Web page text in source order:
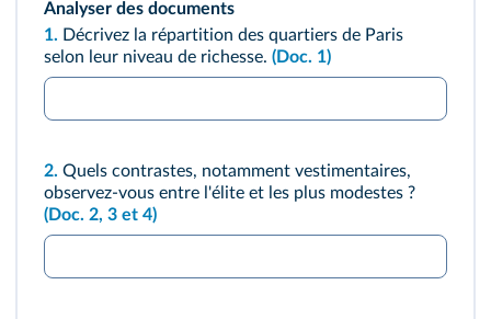
Analyser des documents
1. Décrivez la répartition des quartiers de Paris
selon leur niveau de richesse. (Doc. 1)
2. Quels contrastes, notamment vestimentaires,
observez-vous entre l'élite et les plus modestes ?
(Doc. 2, 3 et 4)